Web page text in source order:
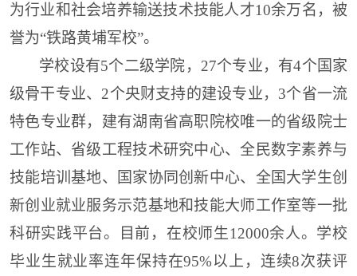
为行业和社会培养输送技术技能人才10余万名，被
誉为“铁路黄埔军校”。
学校设有5个二级学院，27个专业，有4个国家
级骨干专业、2个央财支持的建设专业，3个省一流
特色专业群，建有湖南省高职院校唯一的省级院士
工作站、省级工程技术研究中心、全民数字素养与
技能培训基地、国家协同创新中心、全国大学生创
新创业就业服务示范基地和技能大师工作室等一批
科研实践平台。目前，在校师生12000余人。学校
毕业生就业率连年保持在95%以上，连续8次获评